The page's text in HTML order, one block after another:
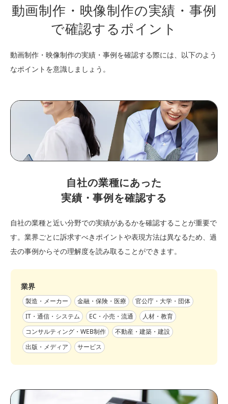
動画制作・映像制作の実績・事例
で確認するポイント
動画制作・映像制作の実績・事例を確認する際には、以下のよう
なポイントを意識しましょう。
自社の業種にあった
実績・事例を確認する
自社の業種と近い分野での実績があるかを確認することが重要で
す。業界ごとに訴求すべきポイントや表現方法は異なるため、過
去の事例からその理解度を読み取ることができます。
業界
製造・メーカー 金融・保険・医療
官公庁・大学・団体
IT・通信・システム
EC・小売・流通
人材・教育
コンサルティング・WEB制作
不動産・建築・建設
出版・メディア
サービス